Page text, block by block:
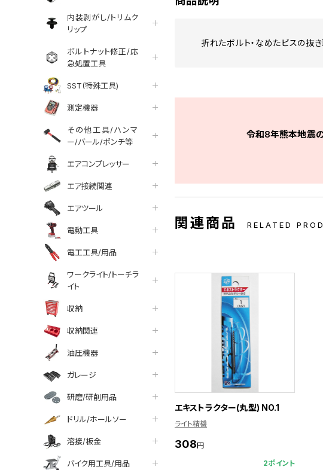
内装剥がし/トリムク
リップ
ボルトナット修正/応
急処置工具
SST(特殊工具)
測定機器
その他工具/ハンマ
ー/バール/ポンチ等
エアコンプレッサー
エア接続関連
エアツール
電動工具
電工工具/用品
ワークライト/トーチラ
イト
収納
収納関連
油圧機器
ガレージ
研磨/研削用品
ドリル/ホールソー
溶接/板金
バイク用工具/用品
折れたボルト・なめたビスの抜
令和8年熊本地震
関連商品 RELATED
エキストラクター(丸型) NO.1
ライト精機
308円
2ポイント